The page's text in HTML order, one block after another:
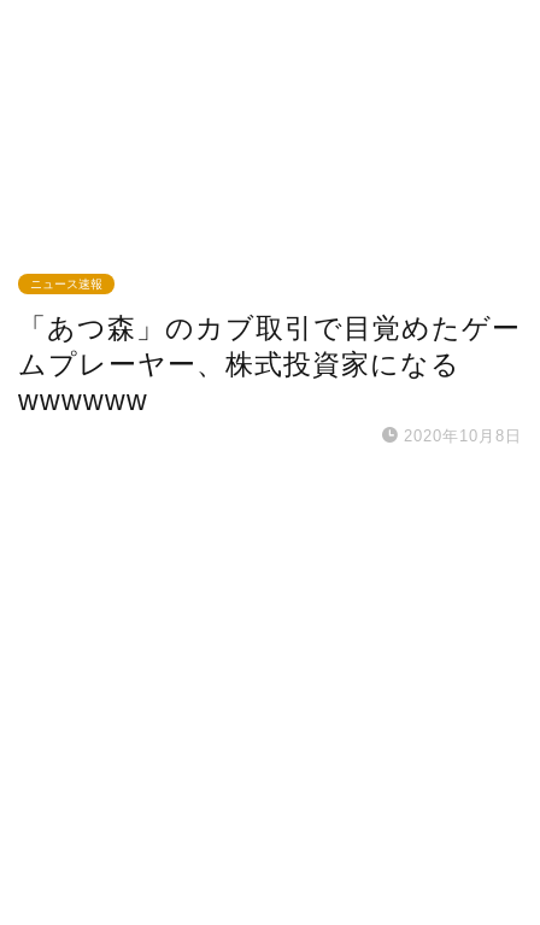
ニュース速報
「あつ森」のカブ取引で目覚めたゲー
ムプレーヤー、株式投資家になる
wwwwww
2020年10月8日